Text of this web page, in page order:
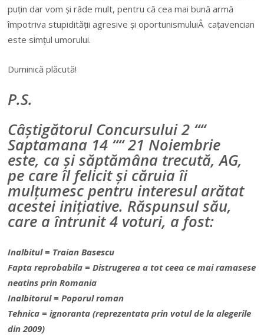
puțin dar vom și râde mult, pentru că cea mai bună armă
împotriva stupidității agresive și oportunismuluiÂ cațavencian
este simțul umorului.
Duminică plăcută!
P.S.
Câștigătorul Concursului 2 ““
Saptamana 14 ““ 21 Noiembrie
este, ca și săptămâna trecută, AG,
pe care îl felicit și căruia îi
mulțumesc pentru interesul arătat
acestei inițiative. Răspunsul său,
care a întrunit 4 voturi, a fost:
Inalbitul = Traian Basescu
Fapta reprobabila = Distrugerea a tot ceea ce mai ramasese
neatins prin Romania
Inalbitorul = Poporul roman
Tehnica = ignoranta (reprezentata prin votul de la alegerile
din 2009)